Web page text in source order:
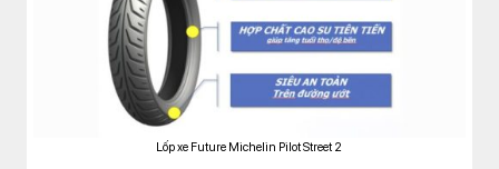
Lốp xe Future Michelin Pilot Street 2